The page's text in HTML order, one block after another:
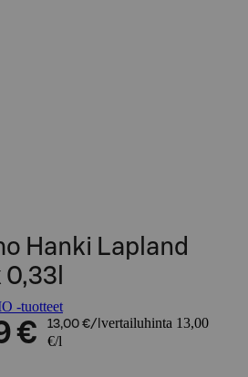
Hanki Lapland
-tuotteet
€ 13,00 €/l vertailuhinta 13,00
€/l